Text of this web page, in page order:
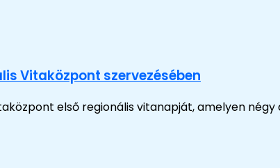
Vitaközpont szervezésében
első regionális vitanapját, amelyen